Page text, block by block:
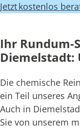
Jetzt kostenlos
Ihr Rundum-
Diemelstadt:
Die chemische
ein Teil unseres
Auch in
Sie von unserem